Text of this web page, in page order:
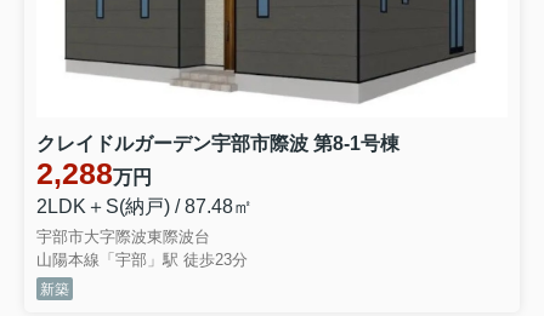
クレイドルガーデン宇部市際波 第8-1号棟
2,288万円
2LDK＋S(納戸) / 87.48㎡
宇部市大字際波東際波台
山陽本線「宇部」駅 徒歩23分
新築